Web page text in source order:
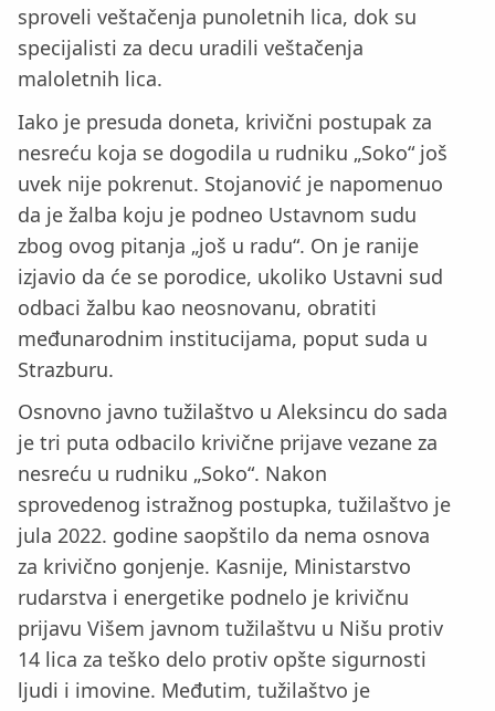
sproveli veštačenja punoletnih lica, dok su
specijalisti za decu uradili veštačenja
maloletnih lica.
Iako je presuda doneta, krivični postupak za
nesreću koja se dogodila u rudniku „Soko“ još
uvek nije pokrenut. Stojanović je napomenuo
da je žalba koju je podneo Ustavnom sudu
zbog ovog pitanja „još u radu“. On je ranije
izjavio da će se porodice, ukoliko Ustavni sud
odbaci žalbu kao neosnovanu, obratiti
međunarodnim institucijama, poput suda u
Strazburu.
Osnovno javno tužilaštvo u Aleksincu do sada
je tri puta odbacilo krivične prijave vezane za
nesreću u rudniku „Soko“. Nakon
sprovedenog istražnog postupka, tužilaštvo je
jula 2022. godine saopštilo da nema osnova
za krivično gonjenje. Kasnije, Ministarstvo
rudarstva i energetike podnelo je krivičnu
prijavu Višem javnom tužilaštvu u Nišu protiv
14 lica za teško delo protiv opšte sigurnosti
ljudi i imovine. Međutim, tužilaštvo je